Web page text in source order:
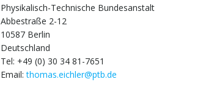
Physikalisch-Technische Bundesanstalt
Abbestraße 2-12
10587 Berlin
Deutschland
Tel: +49 (0) 30 34 81-7651
Email:thomas.eichler@ptb.de